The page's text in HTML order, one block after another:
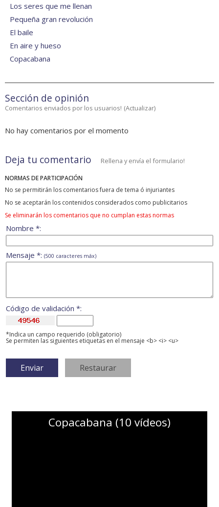
Los seres que me llenan
Pequeña gran revolución
El baile
En aire y hueso
Copacabana
Sección de opinión
Comentarios enviados por los usuarios! (Actualizar)
No hay comentarios por el momento
Deja tu comentario Rellena y envía el formulario!
NORMAS DE PARTICIPACIÓN
No se permitirán los comentarios fuera de tema ó injuriantes
No se aceptarán los contenidos considerados como publicitarios
Se eliminarán los comentarios que no cumplan estas normas
Nombre *:
Mensaje *: (500 caracteres máx)
Código de validación *:
*Indica un campo requerido (obligatorio)
Se permiten las siguientes etiquetas en el mensaje <b> <i> <u>
Copacabana (10 vídeos)